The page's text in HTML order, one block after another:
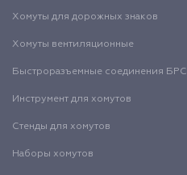
Хомуты для дорожных знаков
Хомуты вентиляционные
Быстроразъемные соединения БРС
Инструмент для хомутов
Стенды для хомутов
Наборы хомутов